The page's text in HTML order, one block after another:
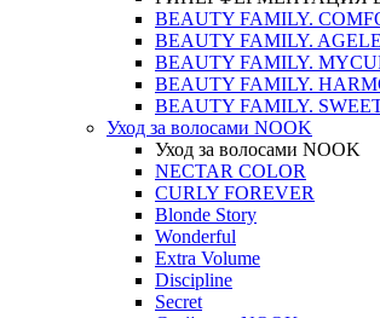
BEAUTY FAMILY.
BEAUTY FAMILY.
BEAUTY FAMILY.
BEAUTY FAMILY.
BEAUTY FAMILY.
Уход за волосами NOOK
Уход за волосами NOOK
NECTAR COLOR
CURLY FOREVER
Blonde Story
Wonderful
Extra Volume
Discipline
Secret